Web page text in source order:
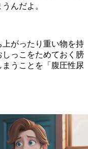
んだよ。
がったり重い物を持
っこをためておく膀
うことを「腹圧性尿